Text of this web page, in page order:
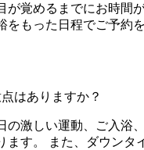
が覚めるまでにお時間
をもった日程でご予約
はありますか？
の激しい運動、ご入浴
ます。 また、ダウンタ